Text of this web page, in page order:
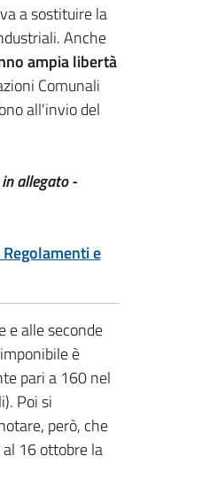
a sostituire la
Anche
ampia libertà
Comunali
all'invio del
allegato -
e
e alle seconde
è
pari a 160 nel
Poi si
però, che
16 ottobre la